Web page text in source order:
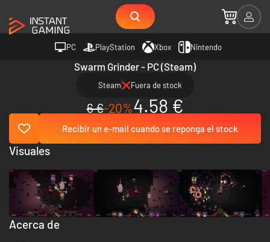
PC PlayStation Xbox Nintendo
Swarm Grinder - PC (Steam)
Steam Fuera de stock
6 €-20%4.58 €
Recibir un e-mail cuando se reponga el stock
Acerca de
Visuales